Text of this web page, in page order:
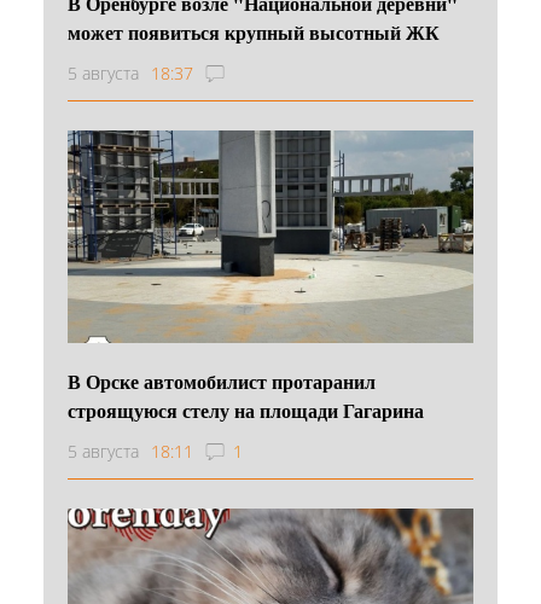
может появиться крупный высотный ЖК
5 августа 18:37
В Орске автомобилист протаранил
строящуюся стелу на площади Гагарина
5 августа 18:11 1